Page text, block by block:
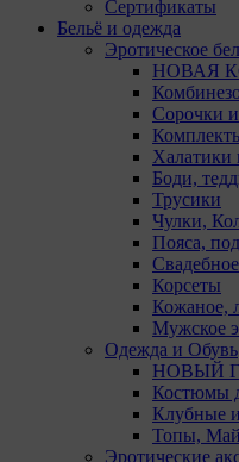
Сертификаты
Бельё и одежда
Эротическое
НОВАЯ
Сорочки
Халатики
Боди,
Трусики
Чулки,
Пояса,
Корсеты
Кожаное,
Мужское
Одежда и Обувь
НОВЫЙ
Костюмы
Клубные
Топы,
Эротические